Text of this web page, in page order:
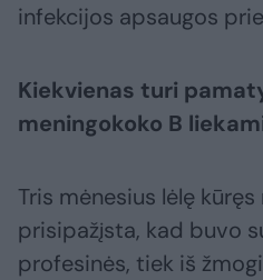
infekcijos apsaugos
Kiekvienas turi
meningokoko B
Tris mėnesius lėlę
prisipažįsta, kad buvo
profesinės, tiek iš